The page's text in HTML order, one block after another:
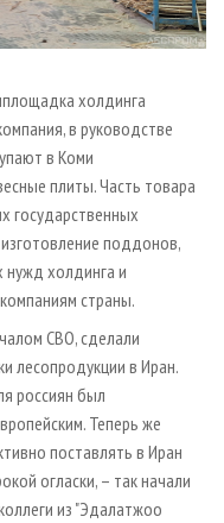
холдинга
в руководстве
в Коми
плиты. Часть товара
государственных
поддонов,
нужд холдинга и
страны.
СВО, сделали
лесопродукции в Иран.
россиян был
Теперь же
поставлять в Иран
огласки, – так начали
из "Эдалатжоо